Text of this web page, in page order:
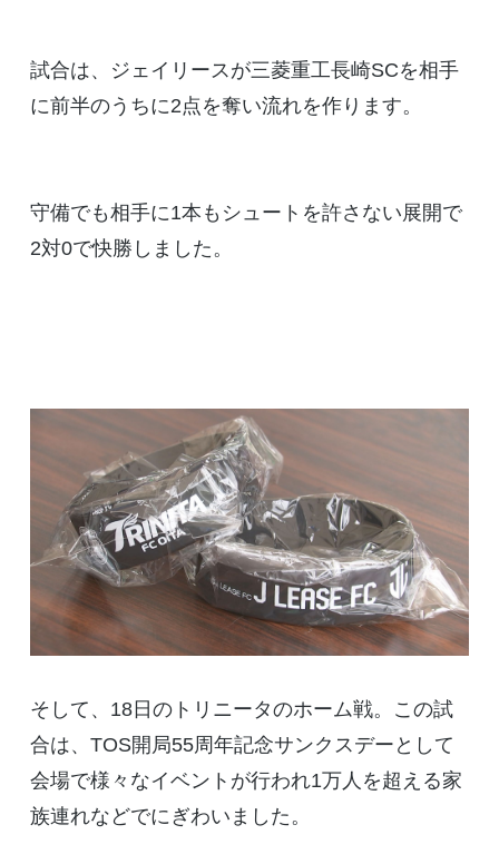
試合は、ジェイリースが三菱重工長崎SCを相手
に前半のうちに2点を奪い流れを作ります。
守備でも相手に1本もシュートを許さない展開で
2対0で快勝しました。
そして、18日のトリニータのホーム戦。この試
合は、TOS開局55周年記念サンクスデーとして
会場で様々なイベントが行われ1万人を超える家
族連れなどでにぎわいました。